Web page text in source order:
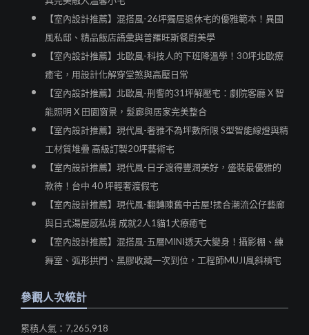
【室內設計推薦】混搭風-26坪獨居退休宅的優雅範本！異國
風私邸、精品飯店語彙與普羅旺斯餐廚美學
【室內設計推薦】北歐風-科技人的下班降溫學！30坪北歐療
癒宅，用設計化解穿堂煞與高壓日常
【室內設計推薦】北歐風-刑警的31坪解壓宅：劇院客廳 X 智
能照明 X 田園窗景，髮廊與居家完美整合
【室內設計推薦】現代風-奢雅不為坪數所限 S型智能線燈與精
工材質堆疊 高級訂製20坪藝術宅
【室內設計推薦】現代風-日子渡得豐潤美好，盛裝最優雅的
款待！台中 40 坪輕奢渡假宅
【室內設計推薦】現代風-翻轉陳舊中古屋!揉合潮流公仔藝廊
與日式湯屋感私境 成就2人1貓1犬療癒宅
【室內設計推薦】混搭風-五層MINI透天大變身！攝影棚、練
舞室、弧形拱門、黑膠收藏一次到位，工程師MUJI風斜槓宅
參觀人次統計
累積人氣：7,265,918